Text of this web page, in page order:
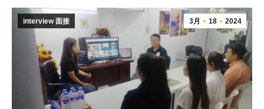
3月 18 2024
interview 面接